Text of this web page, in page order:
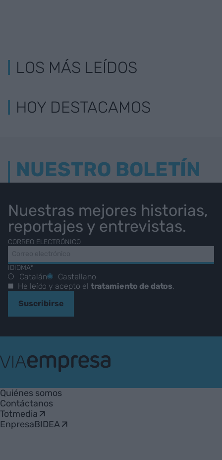
LOS MÁS LEÍDOS
HOY DESTACAMOS
NUESTRO BOLETÍN
Nuestras mejores historias,
reportajes y entrevistas.
CORREO ELECTRÓNICO
IDIOMA*
Catalán
Castellano
He leído y acepto el tratamiento de datos.
Suscribirse
Empresa
Quiénes somos
Contáctanos
Totmedia
EnpresaBIDEA